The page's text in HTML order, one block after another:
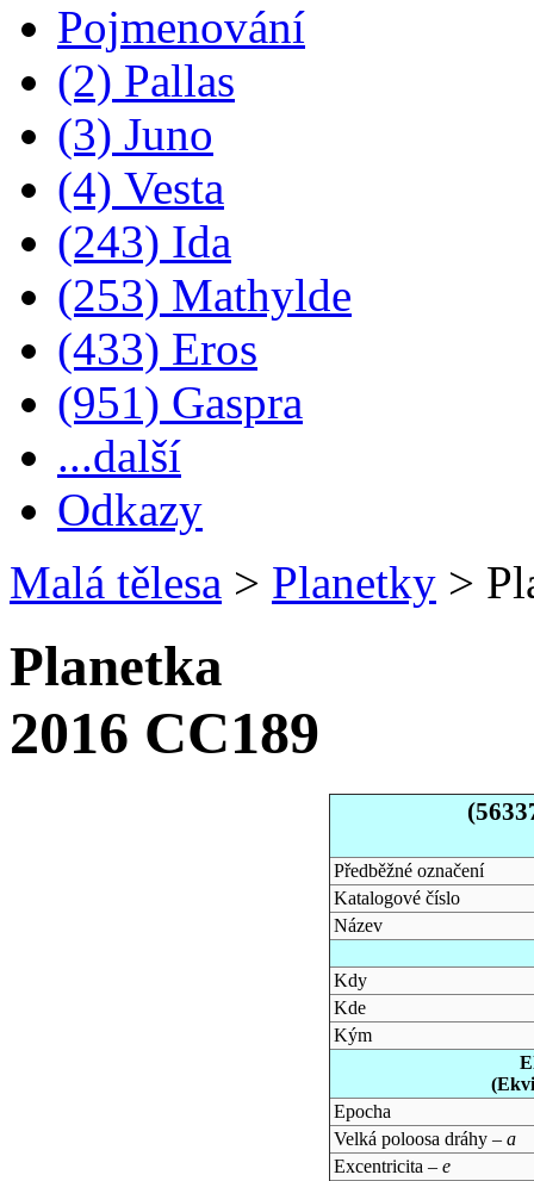
Pojmenování
(2) Pallas
(3) Juno
(4) Vesta
(243) Ida
(253) Mathylde
(433) Eros
(951) Gaspra
...další
Odkazy
Malá tělesa > Planetky >
Planetka
2016 CC189
Předběžné označení
Katalogové číslo
Název
Kdy
Kde
Kým
Epocha
Velká poloosa dráhy – a
Excentricita – e